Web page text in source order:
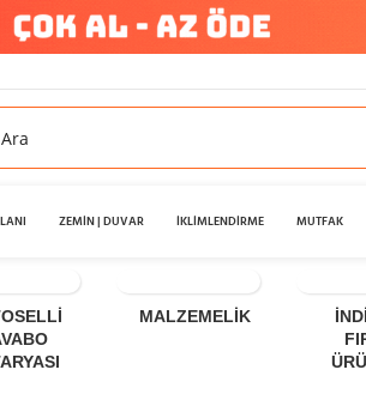
ZEMİN | DUVAR İKLİMLENDİRME MUTFAK
MALZEMELIK